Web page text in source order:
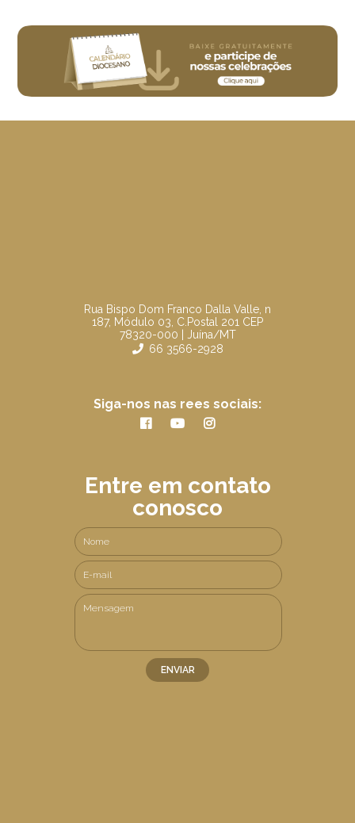
Rua Bispo Dom Franco Dalla Valle, n
187, Módulo 03, C.Postal 201 CEP
78320-000 | Juína/MT
66 3566-2928
Siga-nos nas rees sociais:
Entre em contato
conosco